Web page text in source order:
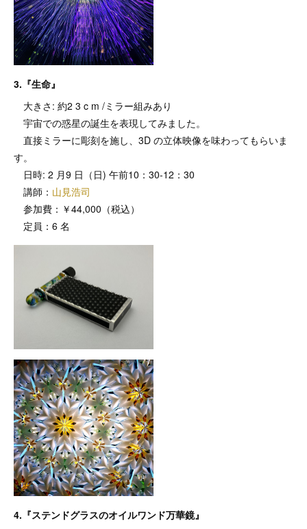
3.『生命』
大きさ: 約2 3 c m /ミラー組みあり
宇宙での惑星の誕生を表現してみました。
直接ミラーに彫刻を施し、3D の立体映像を味わってもらいま
す。
日時: 2 月9 日（日) 午前10：30-12：30
講師： 山見浩司
参加費：￥44,000（税込）
定員：6 名
4.『ステンドグラスのオイルワンド万華鏡』